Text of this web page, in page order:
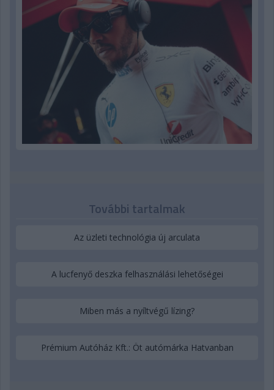
További tartalmak
Az üzleti technológia új arculata
A lucfenyő deszka felhasználási lehetőségei
Miben más a nyíltvégű lízing?
Prémium Autóház Kft.: Öt autómárka Hatvanban